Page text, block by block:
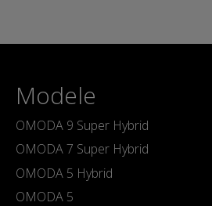
Modele
OMODA 9 Super Hybrid
OMODA 7 Super Hybrid
OMODA 5 Hybrid
OMODA 5